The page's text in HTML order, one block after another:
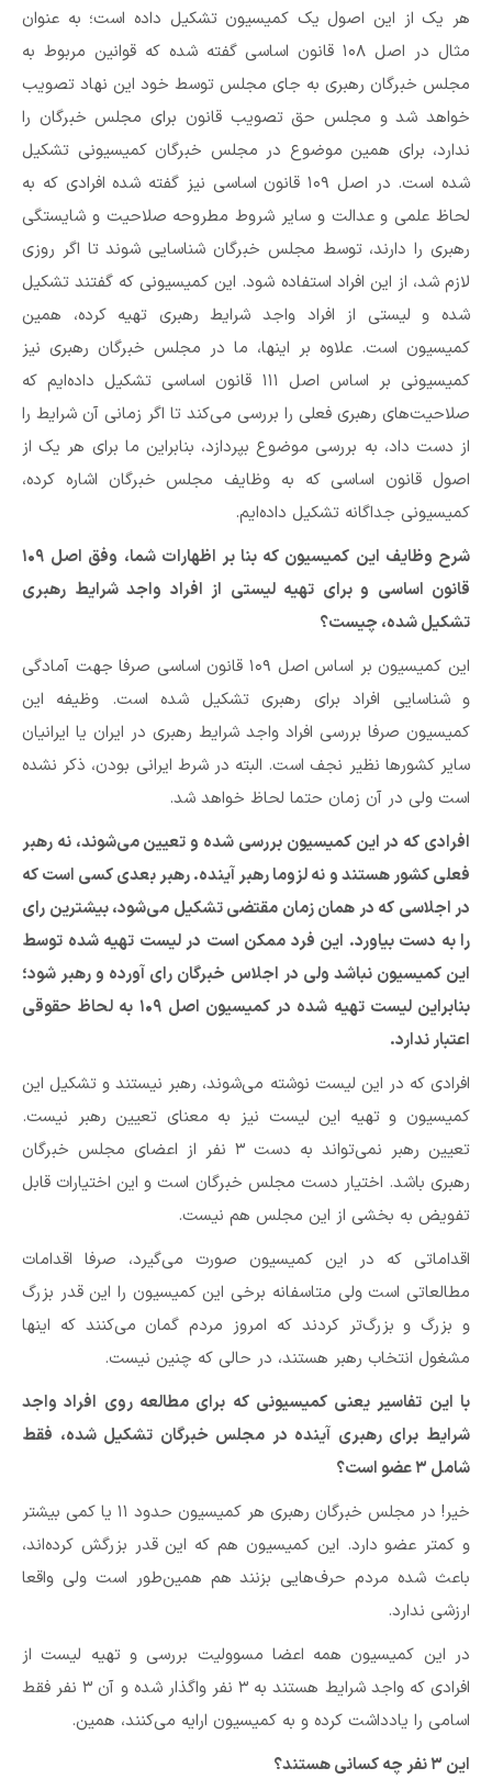
هر یک از این اصول یک کمیسیون تشکیل داده است؛ به عنوان
مثال در اصل ۱۰۸ قانون اساسی گفته شده که قوانین مربوط به
مجلس خبرگان رهبری به ‌جای مجلس توسط خود این نهاد تصویب
خواهد شد و مجلس حق تصویب قانون برای مجلس خبرگان را
ندارد، برای همین موضوع در مجلس خبرگان کمیسیونی تشکیل
شده است. در اصل ۱۰۹ قانون اساسی نیز گفته شده افرادی که به
لحاظ علمی و عدالت و سایر شروط مطروحه صلاحیت و شایستگی
رهبری را دارند، توسط مجلس خبرگان شناسایی شوند تا اگر روزی
لازم شد، از این افراد استفاده شود. این کمیسیونی که گفتند تشکیل
شده و لیستی از افراد واجد شرایط رهبری تهیه کرده، همین
کمیسیون است. علاوه بر اینها، ما در مجلس خبرگان رهبری نیز
کمیسیونی بر اساس اصل ۱۱۱ قانون اساسی تشکیل داده‌ایم که
صلاحیت‌های رهبری فعلی را بررسی می‌کند تا اگر زمانی آن شرایط را
از دست داد، به بررسی موضوع بپردازد، بنابراین ما برای هر یک از
اصول قانون اساسی که به وظایف مجلس خبرگان اشاره کرده،
کمیسیونی جداگانه تشکیل داده‌ایم.
شرح وظایف این کمیسیون که بنا بر اظهارات شما، وفق اصل ۱۰۹
قانون اساسی و برای تهیه لیستی از افراد واجد شرایط رهبری
تشکیل شده، چیست؟
این کمیسیون بر اساس اصل ۱۰۹ قانون اساسی صرفا جهت آمادگی
و شناسایی افراد برای رهبری تشکیل شده است. وظیفه این
کمیسیون صرفا بررسی افراد واجد شرایط رهبری در ایران یا ایرانیان
سایر کشورها نظیر نجف است. البته در شرط ایرانی بودن، ذکر نشده
است ولی در آن زمان حتما لحاظ خواهد شد.
افرادی که در این کمیسیون بررسی شده و تعیین می‌شوند، نه رهبر
فعلی کشور هستند و نه لزوما رهبر آینده. رهبر بعدی کسی است که
در اجلاسی که در همان زمان مقتضی تشکیل می‌شود، بیشترین رای
را به دست بیاورد. این فرد ممکن است در لیست تهیه شده توسط
این کمیسیون نباشد ولی در اجلاس خبرگان رای آورده و رهبر شود؛
بنابراین لیست تهیه شده در کمیسیون اصل ۱۰۹ به لحاظ حقوقی
اعتبار ندارد.
افرادی که در این لیست نوشته می‌شوند، رهبر نیستند و تشکیل این
کمیسیون و تهیه این لیست نیز به‌ معنای تعیین رهبر نیست.
تعیین رهبر نمی‌تواند به دست ۳ نفر از اعضای مجلس خبرگان
رهبری باشد. اختیار دست مجلس خبرگان است و این اختیارات قابل
تفویض به بخشی از این مجلس هم نیست.
اقداماتی که در این کمیسیون صورت می‌گیرد، صرفا اقدامات
مطالعاتی است ولی متاسفانه برخی این کمیسیون را این قدر بزرگ
و بزرگ و بزرگ‌تر کردند که امروز مردم گمان می‌کنند که اینها
مشغول انتخاب رهبر هستند، در حالی که چنین نیست.
با این تفاسیر یعنی کمیسیونی که برای مطالعه روی افراد واجد
شرایط برای رهبری آینده در مجلس خبرگان تشکیل شده، فقط
شامل ۳ عضو است؟
خیر! در مجلس خبرگان رهبری هر کمیسیون حدود ۱۱ یا کمی بیشتر
و کمتر عضو دارد. این کمیسیون هم که این قدر بزرگش کرده‌اند،
باعث شده مردم حرف‌هایی بزنند هم همین‌طور است ولی واقعا
ارزشی ندارد.
در این کمیسیون همه اعضا مسوولیت بررسی و تهیه لیست از
افرادی که واجد شرایط هستند به ۳ نفر واگذار شده و آن ۳ نفر فقط
اسامی را یادداشت کرده و به کمیسیون ارایه می‌کنند، همین.
این ۳ نفر چه کسانی هستند؟